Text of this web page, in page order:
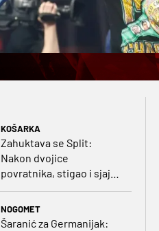
KOŠARKA
Zahuktava se Split:
Nakon dvojice
povratnika, stigao i sjajni
NOGOMET
Šaranić za Germanijak: